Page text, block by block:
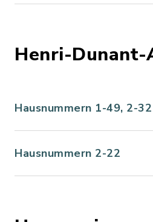
Henri-
Hausnummern 1-49, 2-32
Hausnummern 2-22